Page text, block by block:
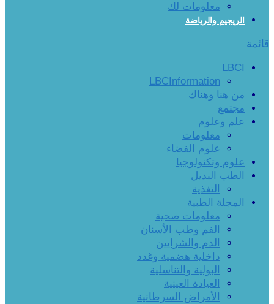
معلومات لك
الريجيم والرياضة
قائمة
LBCI
LBCInformation
من هنا وهناك
مجتمع
علم وعلوم
معلومات
علوم الفضاء
علوم وتكنولوجيا
الطب البديل
التغذية
المجلة الطبية
معلومات صحية
الفم وطب الأسنان
الدم والشرايين
داخلية هضمية وغدد
البولية والتناسلية
العيادة العينية
الأمراض السرطانية